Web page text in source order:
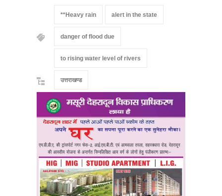
**Heavy rain alert in the state
danger of flood due
to rising water level of rivers
उत्तराखण्ड